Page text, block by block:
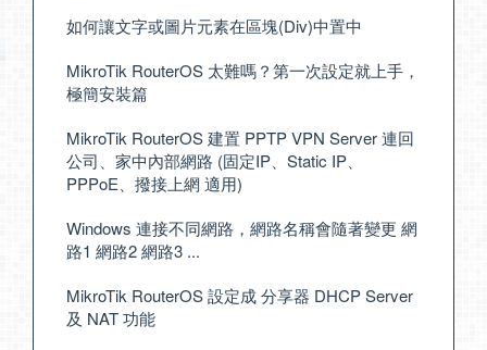
如何讓文字或圖片元素在區塊(Div)中置中
MikroTik RouterOS 太難嗎？第一次設定就上手，
極簡安裝篇
MikroTik RouterOS 建置 PPTP VPN Server 連回
公司、家中內部網路 (固定IP、Static IP、
PPPoE、撥接上網 適用)
Windows 連接不同網路，網路名稱會隨著變更 網
路1 網路2 網路3 ...
MikroTik RouterOS 設定成 分享器 DHCP Server
及 NAT 功能